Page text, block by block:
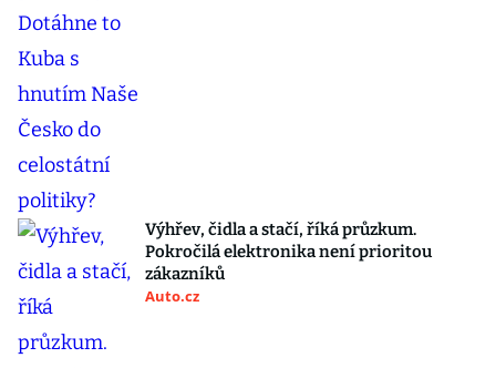
Výhřev, čidla a stačí, říká průzkum.
Pokročilá elektronika není prioritou
zákazníků
Auto.cz